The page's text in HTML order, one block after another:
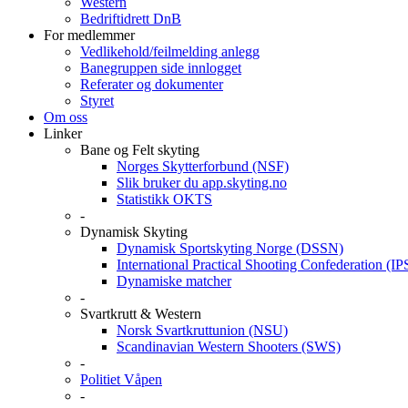
Bedriftidrett DnB
For medlemmer
Vedlikehold/feilmelding anlegg
Banegruppen side innlogget
Referater og dokumenter
Styret
Om oss
Linker
Bane og Felt skyting
Norges Skytterforbund (NSF)
Slik bruker du app.skyting.no
Statistikk OKTS
-
Dynamisk Skyting
Dynamisk Sportskyting Norge (DSSN)
International Practical Shooting Confederation
Dynamiske matcher
-
Svartkrutt & Western
Norsk Svartkruttunion (NSU)
Scandinavian Western Shooters (SWS)
-
Politiet Våpen
-